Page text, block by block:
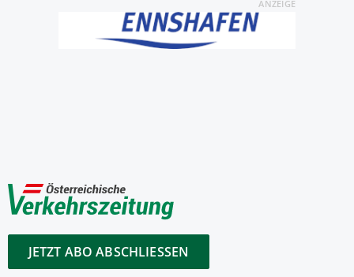
ANZEIGE
JETZT ABO ABSCHLIESSEN